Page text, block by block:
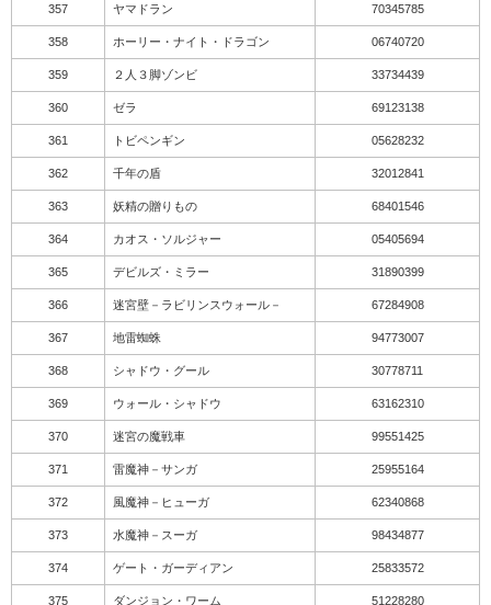
357 ヤマドラン 70345785
358 ホーリー・ナイト・ドラゴン 06740720
359 ２人３脚ゾンビ 33734439
360 ゼラ 69123138
361 トビペンギン 05628232
362 千年の盾 32012841
363 妖精の贈りもの 68401546
364 カオス・ソルジャー 05405694
365 デビルズ・ミラー 31890399
366 迷宮壁－ラビリンスウォール－ 67284908
367 地雷蜘蛛 94773007
368 シャドウ・グール 30778711
369 ウォール・シャドウ 63162310
370 迷宮の魔戦車 99551425
371 雷魔神－サンガ 25955164
372 風魔神－ヒューガ 62340868
373 水魔神－スーガ 98434877
374 ゲート・ガーディアン 25833572
375 ダンジョン・ワーム 51228280